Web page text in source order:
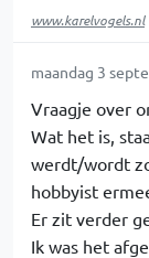
www.karelvogels.nl
maandag 3
Vraagje over
Wat het is,
werdt/wordt
hobbyist
Er zit verder
Ik was het